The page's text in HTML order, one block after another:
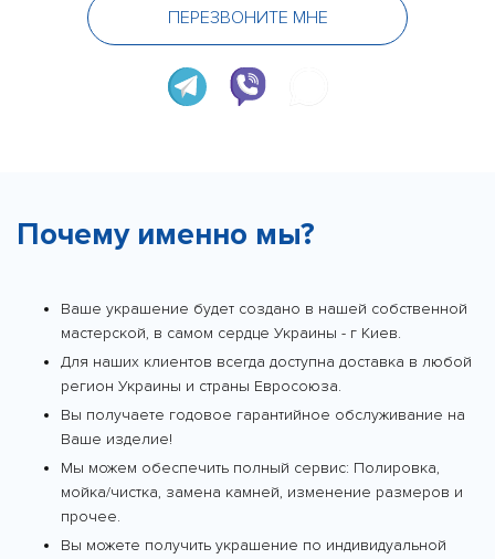
ПЕРЕЗВОНИТЕ МНЕ
Почему именно мы?
Ваше украшение будет создано в нашей собственной
мастерской, в самом сердце Украины - г Киев.
Для наших клиентов всегда доступна доставка в любой
регион Украины и страны Евросоюза.
Вы получаете годовое гарантийное обслуживание на
Ваше изделие!
Мы можем обеспечить полный сервис: Полировка,
мойка/чистка, замена камней, изменение размеров и
прочее.
Вы можете получить украшение по индивидуальной